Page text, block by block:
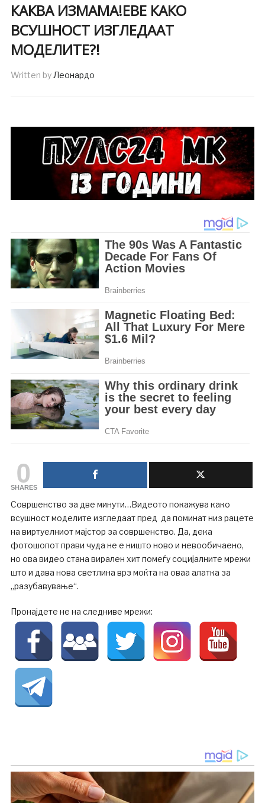
КАКВА ИЗМАМА!ЕВЕ КАКО
ВСУШНОСТ ИЗГЛЕДААТ
МОДЕЛИТЕ?!
Written byЛеонардо
0
SHARES
Совршенство за две минути…Видеото покажува како
всушност моделите изгледаат пред да поминат низ рацете
на виртуелниот мајстор за совршенство. Да, дека
фотошопот прави чуда не е ништо ново и невообичаено,
но ова видео стана вирален хит помеѓу социјалните мрежи
што и дава нова светлина врз моќта на оваа алатка за
„разубавување“.
Пронајдете не на следниве мрежи: